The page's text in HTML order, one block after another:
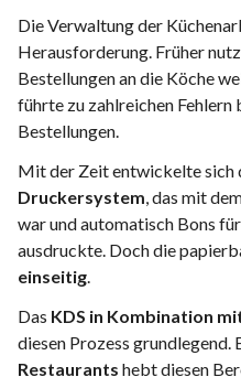
Die Verwaltung der
Herausforderung. Früher
Bestellungen an die Köche
führte zu zahlreichen
Bestellungen.
Mit der Zeit entwickelte sich
Druckersystem , das mit
war und automatisch Bons
ausdruckte. Doch die
einseitig
Das KDS in Kombination
diesen Prozess grundlegend.
Restaurants hebt diesen